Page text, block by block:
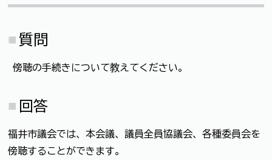
質問
傍聴の手続きについて教えてください。
回答
福井市議会では、本会議、議員全員協議会、各種委員会を
傍聴することができます。